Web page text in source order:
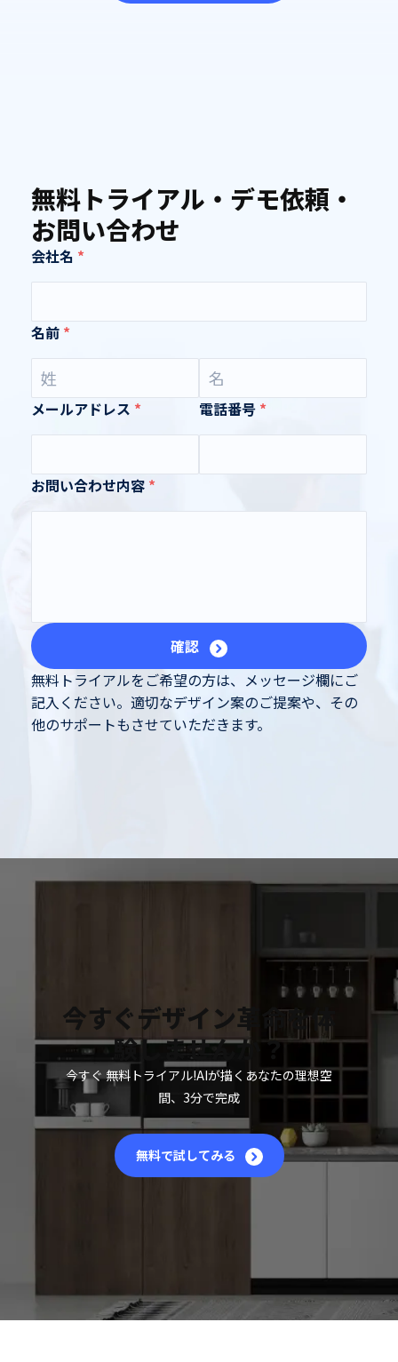
無料トライアル・デモ依頼・
お問い合わせ
無料トライアルをご希望の方は、メッセージ欄にご
記入ください。適切なデザイン案のご提案や、その
他のサポートもさせていただきます。
会社名
名前
メールアドレス 電話番号
お問い合わせ内容
確認
今すぐデザイン革命を体
験しませんか？
今すぐ 無料トライアル!AIが描くあなたの理想空
間、3分で完成
無料で試してみる